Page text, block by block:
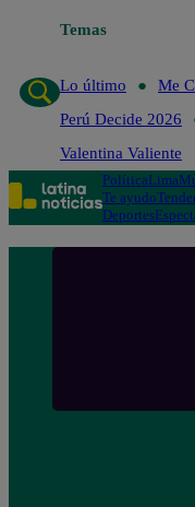
Temas
Lo último
Me
Perú Decide 2026
Valentina Valiente
PolíticaLima
Te ayudo
Deportes